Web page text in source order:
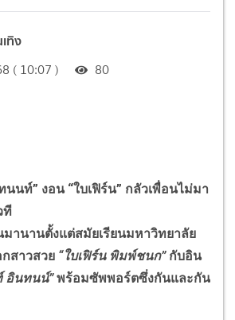
ทิง
( 10:07 ) 80
นท์” งอน “ใบเฟิร์น” กลัวเพื่อนไม่มา
ที
นานตั้งแต่สมัยเรียนมหาวิทยาลัย
สาวสวย “ใบเฟิร์น พิมพ์ชนก”กับอิน
อินทนน์”พร้อมซัพพอร์ตซึ่งกันและกัน